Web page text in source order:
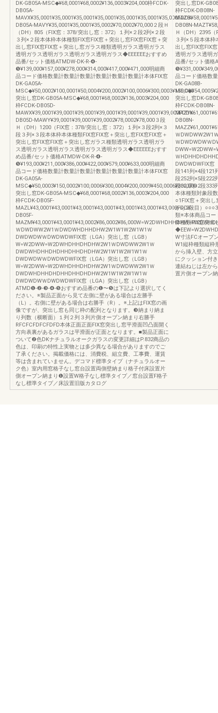
DK-GB05A-MSC◆¥68,0001¥68,0002¥136,0003¥204,000枠FCDK-
DB05A-
MAVX¥35,0001¥35,0001¥35,0001¥35,0001¥35,0001¥35,0001¥35,000FDDK-
DB05A-MAVY¥35,0001¥35,0001¥35,0002¥70,0002¥70,000２段Ｈ
（DH）805（FIX窓：378/突出し窓：372）１列×２段2列×２段
３列×２段本体枠本体種類FIX窓FIX窓＋突出し窓FIX窓FIX窓＋突
出し窓FIX窓FIX窓＋突出し窓ガラス種類透明ガラス透明ガラス
透明ガラス透明ガラス透明ガラス透明ガラス◆EEEEEEおすすめ
品番/セット価格ATMDW-DK-R-❹-
❺¥139,000¥157,000¥278,000¥314,000¥417,000¥471,000明細商
品コード価格数量計数量計数量計数量計数量計数量計本体FIX窓
DK-GA05A-
MSC◆¥50,0002¥100,0001¥50,0004¥200,0002¥100,0006¥300,0003¥150,000
突出し窓DK-GB05A-MSC◆¥68,0001¥68,0002¥136,0003¥204,000
枠FCDK-DB05D-
MAWX¥39,0001¥39,0001¥39,0001¥39,0001¥39,0001¥39,0001¥39,000FDDK-
DB05D-MAWY¥39,0001¥39,0001¥39,0002¥78,0002¥78,000３段
Ｈ（DH）1200（FIX窓：378/突出し窓：372）１列×３段2列×３
段３列×３段本体枠本体種類FIX窓FIX窓＋突出し窓FIX窓FIX窓＋
突出し窓FIX窓FIX窓＋突出し窓ガラス種類透明ガラス透明ガラ
ス透明ガラス透明ガラス透明ガラス透明ガラス◆EEEEEEおすす
め品番/セット価格ATMDW-DK-R-❹-
❺¥193,000¥211,000¥386,000¥422,000¥579,000¥633,000明細商
品コード価格数量計数量計数量計数量計数量計数量計本体FIX窓
DK-GA05A-
MSC◆¥50,0003¥150,0002¥100,0006¥300,0004¥200,0009¥450,0006¥300,000
突出し窓DK-GB05A-MSC◆¥68,0001¥68,0002¥136,0003¥204,000
枠FCDK-DB05F-
MAZL¥43,0001¥43,0001¥43,0001¥43,0001¥43,0001¥43,0001¥43,000FDDK-
DB05F-
ＷDWDWW2W1ＷDWDWHDHHDHW2W1W1W2W1W1Ｗ
DWDWDWＷDWDWDWFIX窓（LGA）突出し窓（LGB）
W=W2DWW=W2DWHDHHDHDHW2W1ＷDWDWW2W1Ｗ
DWDWHDHHDHDHHDHHDHDHW2W1W1W2W1W1Ｗ
DWDWDWＷDWDWDWFIX窓（LGA）突出し窓（LGB）
W=W2DWW=W2DWHDHHDHDHW2W1ＷDWDWW2W1Ｗ
DWDWHDHHDHDHHDHHDHDHW2W1W1W2W1W1Ｗ
DWDWDWＷDWDWDWFIX窓（LGA）突出し窓（LGB）
ATMD❶-❷-❸-❹-❺おすすめ品番の❶〜❺は下記より選択してく
ださい。※製品正面から見て左側に壁がある場合は左勝手
（L）。右側に壁がある場合は右勝手（R）。※上記はFIX窓の画
像ですが、突出し窓も同じ枠の配列となります。❸納まり納ま
り列数（横断面）１列２列３列片側オープン納まり右勝手
RFCFCFDFCFDFD本体正面正面FIX窓突出し窓平滑面凹凸面開く
方向表裏があるガラスは平滑面が正面となります。■製品正面に
ついて❷色DKナチュラルオークガラスの変更詳細はP.832商品の
色は、印刷の特性上実物とは多少異なる場合がありますのでご
了承ください。掲載価格には、消費税、組立費、工事費、運賃
等は含まれていません。デコマド標準タイプ（ナチュラルオー
ク色）室内用窓格子なし窓台設置両側壁納まり格子付床設置片
側オープン納まり❶設置W格子なし標準タイプ／窓台設置F格子
なし標準タイプ／床設置旧版カタログ
突出し窓DK-
枠FCDK-DB08N-
DB08N-
Ｈ（DH）2395
３列×５段本体枠
出し窓FIX窓FIX
透明ガラス透明
品番/セット価格
品コード価格数
DK-GA08B-
突出し窓DK-
枠FCDK-DB08N-
DB08N-
ＷDWDWW2W1
ＷDWDWDWＷ
Ｗ
DWDWDWFIX窓
段141列×4段121
段252列×5段222
段323列×2段333
本体種類対象段
○1FIX窓＋突出
から2段目）
類※本体商品コ
体種類FIX窓突出
W寸法FCオープ
W1縦枠種類縦枠
から挿入壁、方
にクッション付
連結ねじは左か
置片側オープン